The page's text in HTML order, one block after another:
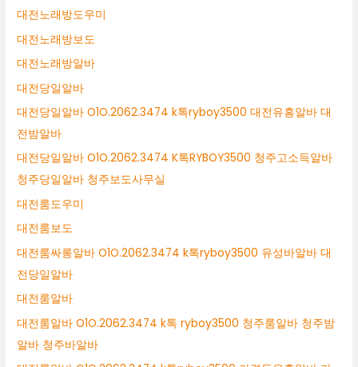
대전노래방도우미
대전노래방보도
대전노래방알바
대전당일알바
대전당일알바 O1O.2062.3474 k톡ryboy3500 대전유흥알바 대
전밤알바
대전당일알바 O1O.2062.3474 K톡RYBOY3500 청주고소득알바
청주당일알바 청주보도사무실
대전룸도우미
대전룸보도
대전룸싸롱알바 O1O.2062.3474 k톡ryboy3500 유성바알바 대
전당일알바
대전룸알바
대전룸알바 O1O.2062.3474 k톡 ryboy3500 청주룸알바 청주밤
알바 청주바알바